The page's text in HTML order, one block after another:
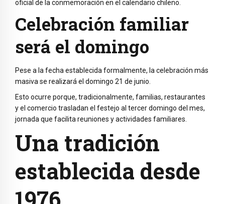
oficial de la conmemoración en el calendario chileno.
Celebración familiar
será el domingo
Pese a la fecha establecida formalmente, la celebración más
masiva se realizará el domingo 21 de junio.
Esto ocurre porque, tradicionalmente, familias, restaurantes
y el comercio trasladan el festejo al tercer domingo del mes,
jornada que facilita reuniones y actividades familiares.
Una tradición
establecida desde